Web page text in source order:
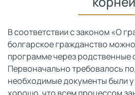
В соответствии с законом «О
болгарское гражданство
программе через родственные
Первоначально требовалось
необходимые документы были